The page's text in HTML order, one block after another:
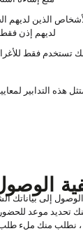
الذين لديهم
لديهم إذن فقط
تستخدم فقط
هذه التدابير
إلى بياناتك
تحديد موعد
نطلب منك ملء